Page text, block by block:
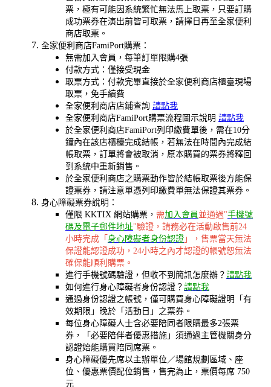
票，極有可能因系統繁忙無法馬上取票，只要訂購
成功票券在演出前皆可取票，請擇日再至全家便利
商店取票。
全家便利商店FamiPort購票：
無需加入會員，每筆訂單限購4張
付款方式：僅接受現金
取票方式：付款完畢直接於全家便利商店櫃臺現場
取票，免手續費
全家便利商店店鋪查詢 請點我
全家便利商店FamiPort購票流程圖示說明 請點我
於全家便利商店FamiPort列印繳費單後，需在10分
鐘內在該店櫃檯完成結帳，若無法在時間內完成結
帳取票，訂單將會被取消，原本購買的票券將釋回
到系統中重新銷售。
於全家便利商店之購票動作皆於結帳取票後方能保
證票券，請注意單憑列印繳費單無法保證其票券。
身心障礙票券說明：
僅限 KKTIX 網站購票， 需加入會員 並通過"手機號
碼及電子郵件地址"驗證，請務必在活動啟售前24
小時完成「 身心障礙者身份認證 」，售票當天無法
保證能認證成功，24小時之內才認證的帳號恕無法
確保能順利購票。
進行手機號碼驗證，但收不到簡訊怎麼辦？ 請點我
如何進行身心障礙者身份認證？ 請點我
通過身份認證之帳號，僅可購買身心障礙證明「有
效期限」晚於「活動日」之票券。
每位身心障礙人士含必要陪同者限購最多2張票
券，「必要陪伴者優惠措施」須通過主管機關身分
認證始能購買陪同席票。
身心障礙優先席以主辦單位／場館規劃區域、座
位、優惠票價配位銷售，售完為止，票價每席 750
元